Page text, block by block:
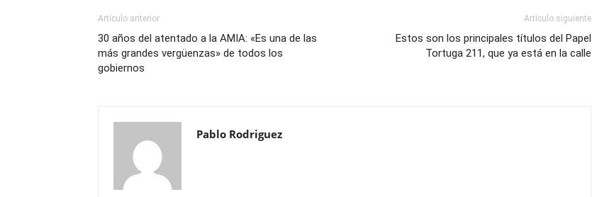
Artículo anterior
30 años del atentado a la AMIA: «Es una de las
más grandes vergüenzas» de todos los
gobiernos
Artículo siguiente
Estos son los principales títulos del Papel
Tortuga 211, que ya está en la calle
Pablo Rodriguez